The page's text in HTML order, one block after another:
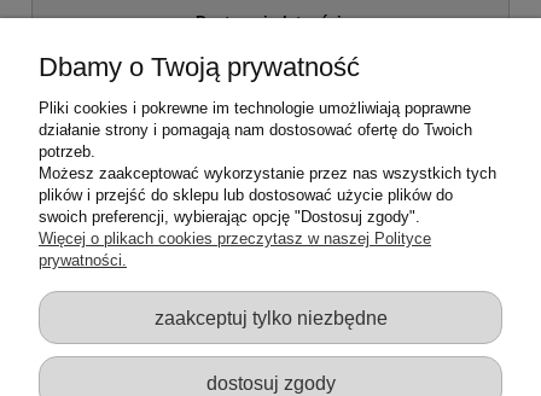
Dostawa i płatności
Moje konto
Regulamin sklepu
Zwroty i reklamacje
Dbamy o Twoją prywatność
Pliki cookies i pokrewne im technologie umożliwiają poprawne
działanie strony i pomagają nam dostosować ofertę do Twoich
potrzeb.
Możesz zaakceptować wykorzystanie przez nas wszystkich tych
plików i przejść do sklepu lub dostosować użycie plików do
swoich preferencji, wybierając opcję "Dostosuj zgody".
Więcej o plikach cookies przeczytasz w naszej Polityce
prywatności.
zaakceptuj tylko niezbędne
dostosuj zgody